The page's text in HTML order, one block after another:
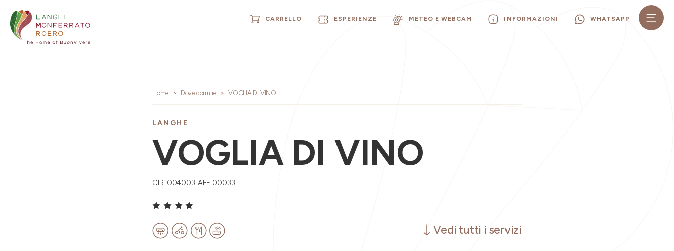
CARRELLO ESPERIENZE METEO E WEBCAM INFORMAZIONI WHATSAPP
Home Dove dormire VOGLIA DI VINO
LANGHE
VOGLIA DI VINO
CIR: 004003-AFF-00033
Vedi tutti i servizi